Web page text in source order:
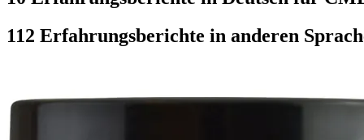
112 Erfahrungsberichte in anderen